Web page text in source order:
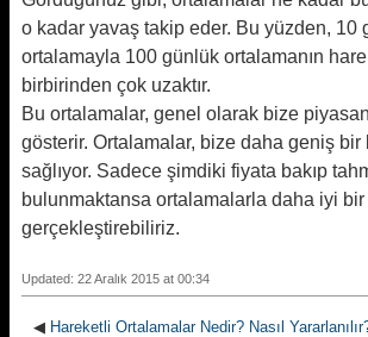
o kadar yavaş takip eder. Bu yüzden, 10
ortalamayla 100 günlük ortalamanın
birbirinden çok uzaktır.
Bu ortalamalar, genel olarak bize
gösterir. Ortalamalar, bize daha geniş bir
sağlıyor. Sadece şimdiki fiyata bakıp
bulunmaktansa ortalamalarla daha iyi
gerçekleştirebiliriz.
Updated: 22 Aralık 2015 at 00:34
◀ Hareketli Ortalamalar Nedir? Nasıl